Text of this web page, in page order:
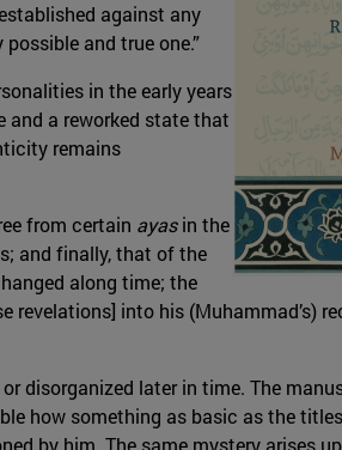
against any
and true one.”
in the early years
and a reworked state that
remains
from certain ayasin the
and finally, that of the
along time; the
into his (Muhammad’s)
disorganized later in time. The
how something as basic as the
by him. The same mystery arises